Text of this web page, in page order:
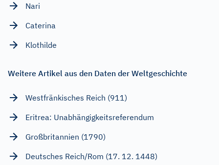
Nari
Caterina
Klothilde
Weitere Artikel aus den Daten der Weltgeschichte
Westfränkisches Reich (911)
Eritrea: Unabhängigkeitsreferendum
Großbritannien (1790)
Deutsches Reich/Rom (17. 12. 1448)